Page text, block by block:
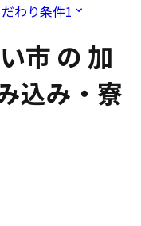
わり条件1
市 の 加
込み・寮